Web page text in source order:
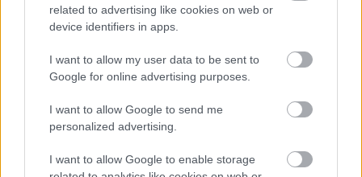
related to advertising like cookies on web or
device identifiers in apps.
I want to allow my user data to be sent to
Google for online advertising purposes.
I want to allow Google to send me
personalized advertising.
I want to allow Google to enable storage
10 najčastejších
skrytých chýb, ktoré
prekvapiť
Žena, búracie kladivo a
vôňa dreva: Takáto
1654 sa nevidí každý
deň!